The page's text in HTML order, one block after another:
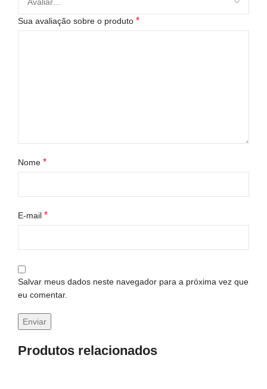
Sua avaliação sobre o produto *
Nome *
E-mail *
Salvar meus dados neste navegador para a próxima vez que
eu comentar.
Produtos relacionados